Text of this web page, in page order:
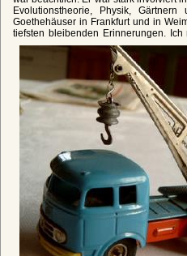
Evolutionstheorie, Physik,
Goethehäuser in Frankfurt und in
tiefsten bleibenden Erinnerungen.
Ich